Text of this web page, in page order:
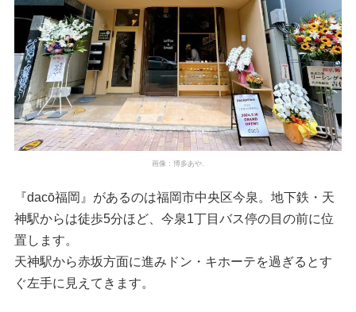
画像：博多あや.
『dacō福岡』があるのは福岡市中央区今泉。地下鉄・天
神駅からは徒歩5分ほど、今泉1丁目バス停の目の前に位
置します。
天神駅から赤坂方面に進みドン・キホーテを過ぎるとす
ぐ左手に見えてきます。